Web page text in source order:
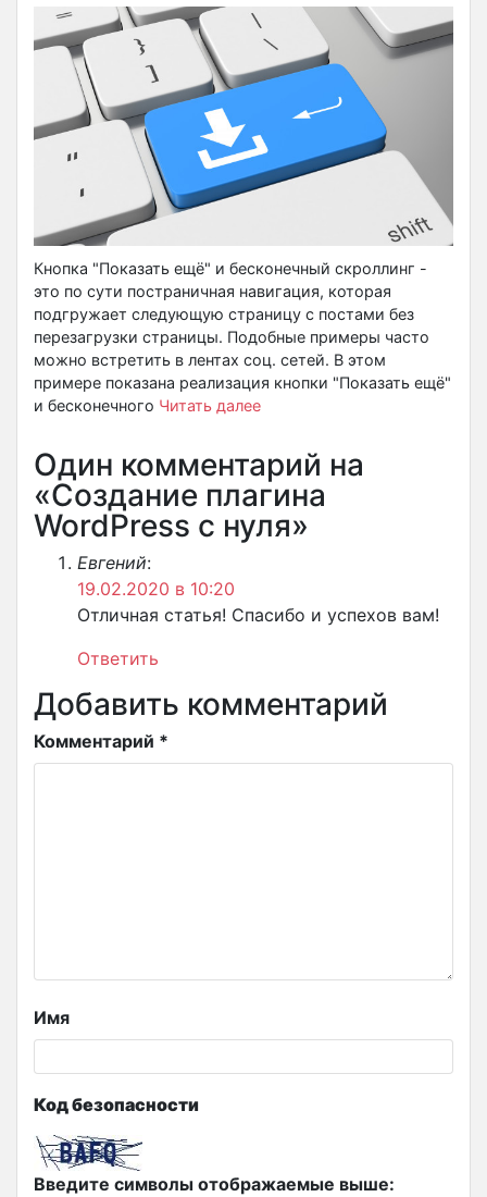
Кнопка "Показать ещё" и бесконечный скроллинг -
это по сути постраничная навигация, которая
подгружает следующую страницу с постами без
перезагрузки страницы. Подобные примеры часто
можно встретить в лентах соц. сетей. В этом
примере показана реализация кнопки "Показать ещё"
и бесконечного Читать далее
Один комментарий на
«Создание плагина
WordPress с нуля»
Евгений:
19.02.2020 в 10:20
Отличная статья! Спасибо и успехов вам!
Ответить
Добавить комментарий
Комментарий *
Имя
Код безопасности
Введите символы отображаемые выше: